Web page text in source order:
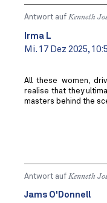
Antwort auf Kenneth
Irma L
Mi. 17 Dez 2025,
All these women,
realise that they
masters behind the
Antwort auf Kenneth
Jams O'Donnell